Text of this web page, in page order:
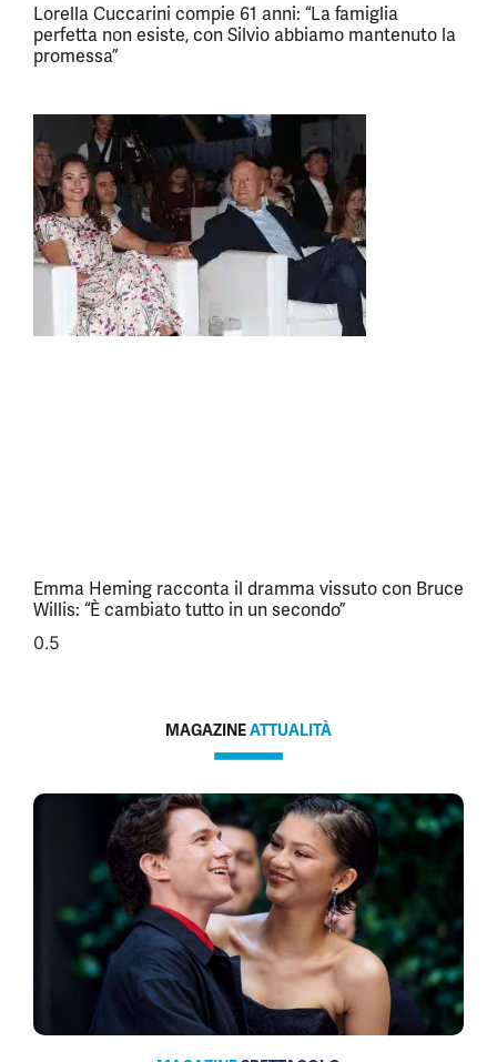
Lorella Cuccarini compie 61 anni: “La famiglia
perfetta non esiste, con Silvio abbiamo mantenuto la
promessa”
Emma Heming racconta il dramma vissuto con Bruce
Willis: “È cambiato tutto in un secondo”
MAGAZINEATTUALITÀ